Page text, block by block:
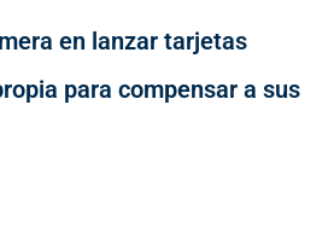
en lanzar tarjetas
para compensar a sus